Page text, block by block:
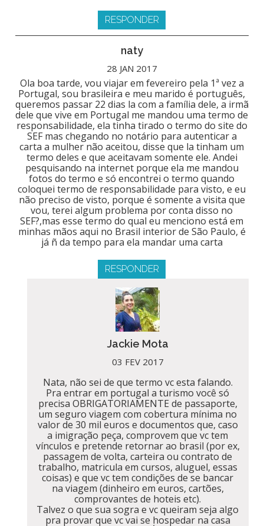
RESPONDER
naty
28 JAN 2017
Ola boa tarde, vou viajar em fevereiro pela 1ª vez a
Portugal, sou brasileira e meu marido é português,
queremos passar 22 dias la com a família dele, a irmã
dele que vive em Portugal me mandou uma termo de
responsabilidade, ela tinha tirado o termo do site do
SEF mas chegando no notário para autenticar a
carta a mulher não aceitou, disse que la tinham um
termo deles e que aceitavam somente ele. Andei
pesquisando na internet porque ela me mandou
fotos do termo e só encontrei o termo quando
coloquei termo de responsabilidade para visto, e eu
não preciso de visto, porque é somente a visita que
vou, terei algum problema por conta disso no
SEF?,mas esse termo do qual eu menciono está em
minhas mãos aqui no Brasil interior de São Paulo, é
já ñ da tempo para ela mandar uma carta
RESPONDER
Jackie Mota
03 FEV 2017
Nata, não sei de que termo vc esta falando.
Pra entrar em portugal a turismo você só
precisa OBRIGATORIAMENTE de passaporte,
um seguro viagem com cobertura mínima no
valor de 30 mil euros e documentos que, caso
a imigração peça, comprovem que vc tem
vínculos e pretende retornar ao brasil (por ex,
passagem de volta, carteira ou contrato de
trabalho, matricula em cursos, aluguel, essas
coisas) e que vc tem condições de se bancar
na viagem (dinheiro em euros, cartões,
comprovantes de hoteis etc).
Talvez o que sua sogra e vc queiram seja algo
pra provar que vc vai se hospedar na casa